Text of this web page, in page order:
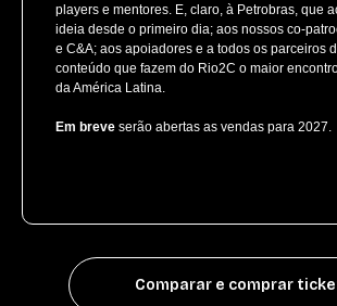
players e mentores. E, claro, à Petrobras, que
ideia desde o primeiro dia; aos nossos co-
e C&A; aos apoiadores e a todos os parceiros
conteúdo que fazem do Rio2C o maior
da América Latina.
Em breve serão abertas as vendas para 2027.
Comparar e comprar